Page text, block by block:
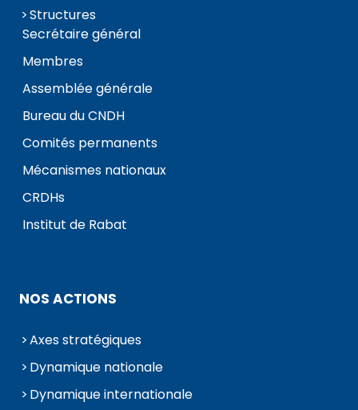
Structures
Secrétaire général
Membres
Assemblée générale
Bureau du CNDH
Comités permanents
Mécanismes nationaux
CRDHs
Institut de Rabat
NOS ACTIONS
Axes stratégiques
Dynamique nationale
Dynamique internationale